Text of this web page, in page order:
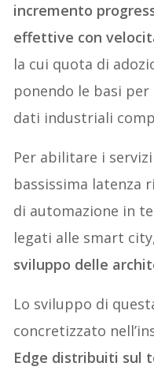
incremento
effettive con
la cui quota di
ponendo le basi
dati industriali
Per abilitare i
bassissima latenza
di automazione in
legati alle smart
sviluppo delle
Lo sviluppo di
concretizzato
Edge distribuiti sul